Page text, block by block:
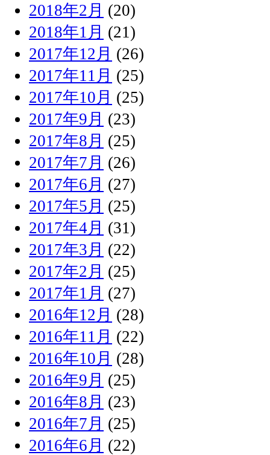
2018年2月 (20)
2018年1月 (21)
2017年12月 (26)
2017年11月 (25)
2017年10月 (25)
2017年9月 (23)
2017年8月 (25)
2017年7月 (26)
2017年6月 (27)
2017年5月 (25)
2017年4月 (31)
2017年3月 (22)
2017年2月 (25)
2017年1月 (27)
2016年12月 (28)
2016年11月 (22)
2016年10月 (28)
2016年9月 (25)
2016年8月 (23)
2016年7月 (25)
2016年6月 (22)